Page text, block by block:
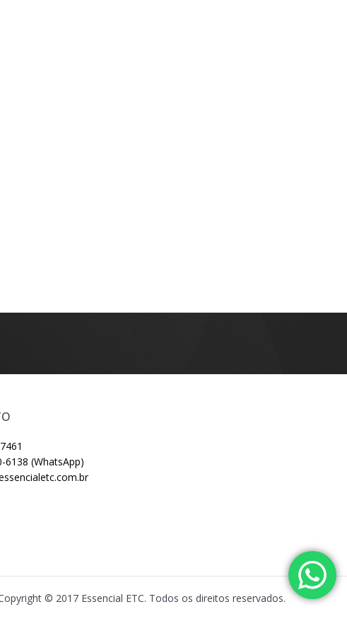
6138 (WhatsApp)
© 2017 Essencial ETC. Todos os direitos reservados.